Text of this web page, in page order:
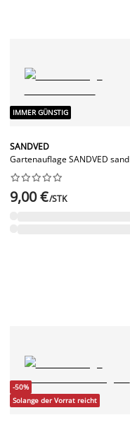
IMMER GÜNSTIG
SANDVED
Gartenauflage SANDVED sand






9,00 €/STK
-50%
Solange der Vorrat reicht